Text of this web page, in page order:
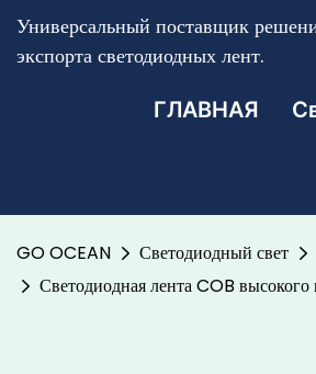
Универсальный поставщик
экспорта светодиодных лент.
ГЛАВНАЯ
GO OCEAN Светодиодный свет
Светодиодная лента COB